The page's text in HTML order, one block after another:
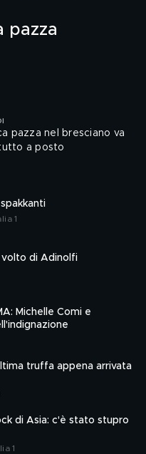
pazza
pazza nel bresciano va
a posto
1
volto di Adinolfi
Michelle Comi e
truffa appena arrivata
di Asia: c'è stato stupro
1